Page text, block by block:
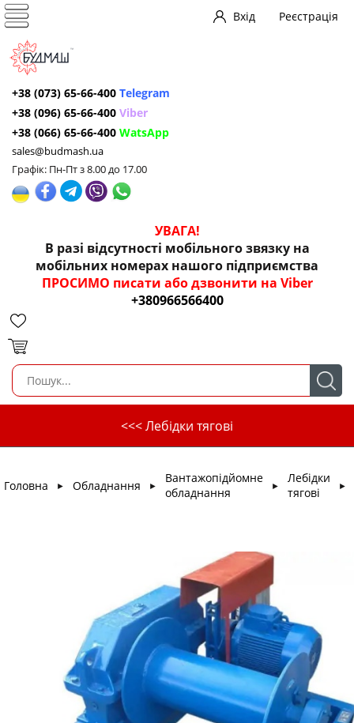
Вхід Реєстрація
+38 (073) 65-66-400 Telegram
+38 (096) 65-66-400 Viber
+38 (066) 65-66-400 WatsApp
sales@budmash.ua
Графік: Пн-Пт з 8.00 до 17.00
УВАГА!
В разі відсутності мобільного звязку на
мобільних номерах нашого підприємства
ПРОСИМО писати або дзвонити на Viber
+380966566400
<<< Лебідки тягові
Головна ► Обладнання ►
Вантажопідйомне
обладнання
►
Лебідки
тягові
►